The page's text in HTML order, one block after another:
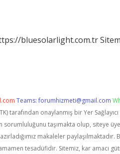
bluesolarlight.com.tr
Teams:forumhizmeti@gmail.com
tarafından onaylanmış bir Yer
taşımakta olup, siteye
makaleler
tesadüfidir. Sitemiz, kar amacı